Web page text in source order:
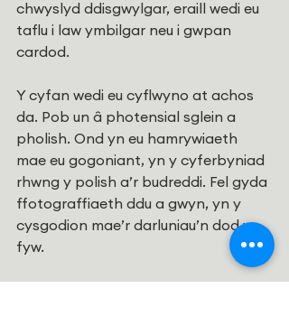
chwyslyd ddisgwylgar, eraill wedi eu
taflu i law ymbilgar neu i gwpan
cardod.
Y cyfan wedi eu cyflwyno at achos
da. Pob un â photensial sglein a
pholish. Ond yn eu hamrywiaeth
mae eu gogoniant, yn y cyferbyniad
rhwng y polish a’r budreddi. Fel gyda
ffotograffiaeth ddu a gwyn, yn y
cysgodion mae’r darluniau’n dod yn
fyw.